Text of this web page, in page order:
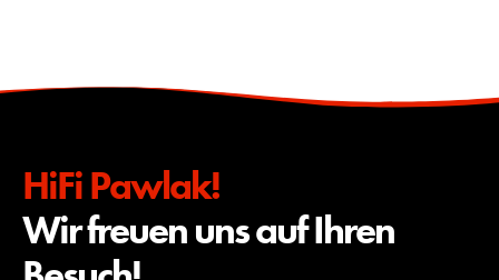
HiFi Pawlak!
Wir freuen uns auf Ihren